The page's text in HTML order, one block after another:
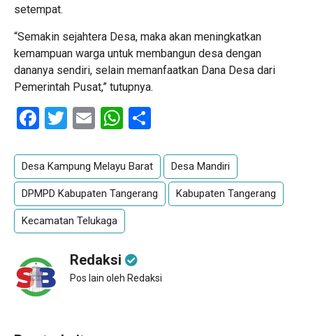
setempat.
“Semakin sejahtera Desa, maka akan meningkatkan
kemampuan warga untuk membangun desa dengan
dananya sendiri, selain memanfaatkan Dana Desa dari
Pemerintah Pusat,” tutupnya.
Facebook
Twitter
EmailWhatsApp
Desa Kampung Melayu Barat Desa Mandiri
DPMPD Kabupaten Tangerang Kabupaten Tangerang
Kecamatan Telukaga
Redaksi
Pos lain oleh Redaksi